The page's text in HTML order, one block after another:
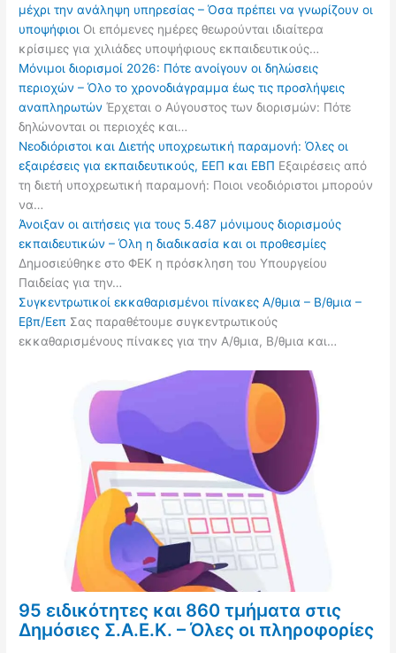
μέχρι την ανάληψη υπηρεσίας – Όσα πρέπει να γνωρίζουν οι
υποψήφιοι Οι επόμενες ημέρες θεωρούνται ιδιαίτερα
κρίσιμες για χιλιάδες υποψήφιους εκπαιδευτικούς…
Μόνιμοι διορισμοί 2026: Πότε ανοίγουν οι δηλώσεις
περιοχών – Όλο το χρονοδιάγραμμα έως τις προσλήψεις
αναπληρωτών Έρχεται ο Αύγουστος των διορισμών: Πότε
δηλώνονται οι περιοχές και…
Νεοδιόριστοι και Διετής υποχρεωτική παραμονή: Όλες οι
εξαιρέσεις για εκπαιδευτικούς, ΕΕΠ και ΕΒΠ Εξαιρέσεις από
τη διετή υποχρεωτική παραμονή: Ποιοι νεοδιόριστοι μπορούν
να…
Άνοιξαν οι αιτήσεις για τους 5.487 μόνιμους διορισμούς
εκπαιδευτικών – Όλη η διαδικασία και οι προθεσμίες
Δημοσιεύθηκε στο ΦΕΚ η πρόσκληση του Υπουργείου
Παιδείας για την…
Συγκεντρωτικοί εκκαθαρισμένοι πίνακες Α/θμια – Β/θμια –
Εβπ/Εεπ Σας παραθέτουμε συγκεντρωτικούς
εκκαθαρισμένους πίνακες για την Α/θμια, Β/θμια και…
95 ειδικότητες και 860 τμήματα στις
Δημόσιες Σ.Α.Ε.Κ. – Όλες οι πληροφορίες